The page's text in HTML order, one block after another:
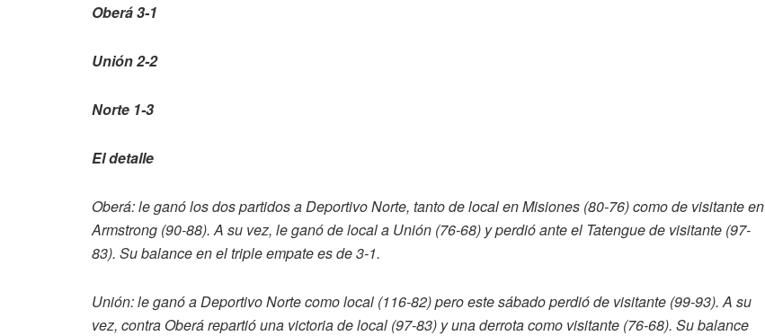
Oberá 3-1
Unión 2-2
Norte 1-3
El detalle
Oberá: le ganó los dos partidos a Deportivo Norte, tanto de local en Misiones (80-76) como de visitante en
Armstrong (90-88). A su vez, le ganó de local a Unión (76-68) y perdió ante el Tatengue de visitante (97-
83). Su balance en el triple empate es de 3-1.
Unión: le ganó a Deportivo Norte como local (116-82) pero este sábado perdió de visitante (99-93). A su
vez, contra Oberá repartió una victoria de local (97-83) y una derrota como visitante (76-68). Su balance